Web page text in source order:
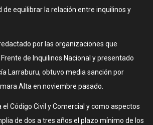
de equilibrar la relación entre inquilinos y
por las organizaciones que
de Inquilinos Nacional y presentado
Larraburu, obtuvo media sanción por
Alta en noviembre pasado.
Código Civil y Comercial y como aspectos
de dos a tres años el plazo mínimo de los